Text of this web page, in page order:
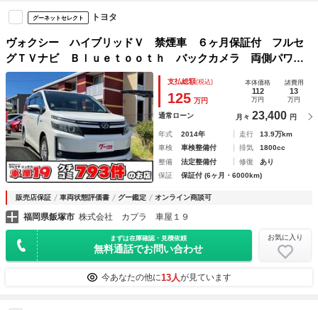
グーネットセレクト トヨタ
ヴォクシー ハイブリッドＶ 禁煙車 ６ヶ月保証付 フルセ
グＴＶナビ Ｂｌｕｅｔｏｏｔｈ バックカメラ 両側パワー
スライドドア 車検２年付 シートヒーター ＥＴＣ クルコ
ン レーダーブレーキサポート デュアルエアコン アルミ
支払総額(税込)
125 万円
本体価格
112
万円
諸費用
13
万円
通常ローン 月々 23,400 円
年式 2014年 走行
13.9万km
車検
車検整備付 排気
1800cc
整備
法定整備付 修復
あり
保証
保証付 (6ヶ月・6000km)
販売店保証 車両状態評価書 グー鑑定 オンライン商談可
福岡県飯塚市 株式会社 カプラ 車屋１９
まずは在庫確認・見積依頼
無料通話でお問い合わせ
お気に入り
今あなたの他に13人が見ています